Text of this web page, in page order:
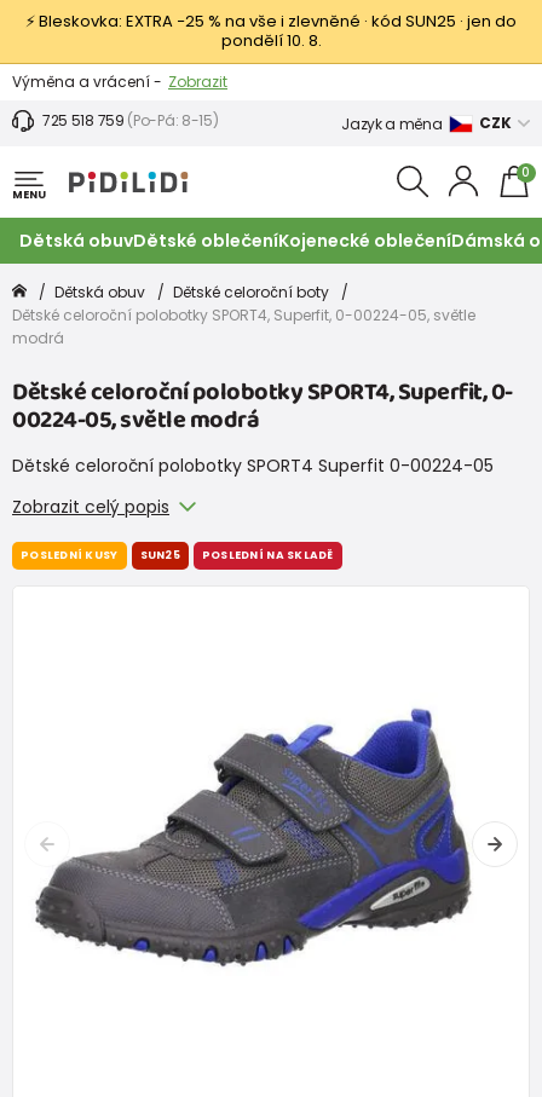
⚡ Bleskovka: EXTRA −25 % na vše i zlevněné · kód SUN25 · jen do
pondělí 10. 8.
Výměna a vrácení - Zobrazit
Sleva 100 Kč na první nákup -
725 518 759 (Po-Pá: 8-15) Jazyk a měna CZK
MENU
0
Dětská obuvDětské oblečeníKojenecké oblečeníDámská
Dětská obuv
Dětské celoroční boty
Dětské celoroční polobotky SPORT4, Superfit, 0-00224-05, světle
modrá
Dětské celoroční polobotky SPORT4, Superfit, 0-
00224-05, světle modrá
Dětské celoroční polobotky SPORT4 Superfit 0-00224-05
Zobrazit celý popis
POSLEDNÍ KUSY SUN25 POSLEDNÍ NA SKLADĚ